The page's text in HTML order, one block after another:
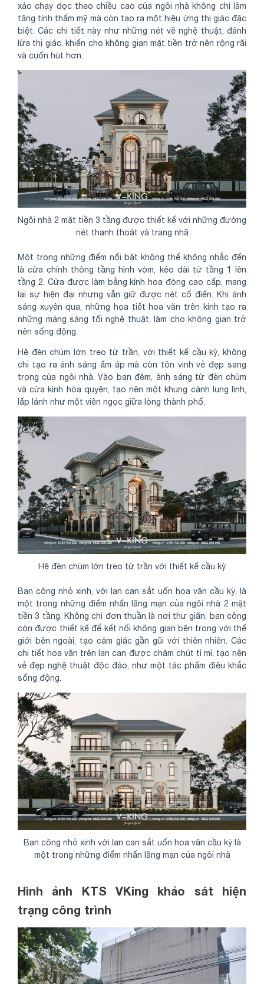
xảo chạy dọc theo chiều cao của ngôi nhà không chỉ làm
tăng tính thẩm mỹ mà còn tạo ra một hiệu ứng thị giác đặc
biệt. Các chi tiết này như những nét vẽ nghệ thuật, đánh
lừa thị giác, khiến cho không gian mặt tiền trở nên rộng rãi
và cuốn hút hơn.
Ngôi nhà 2 mặt tiền 3 tầng được thiết kế với những đường
nét thanh thoát và trang nhã
Một trong những điểm nổi bật không thể không nhắc đến
là cửa chính thông tầng hình vòm, kéo dài từ tầng 1 lên
tầng 2. Cửa được làm bằng kính hoa đòng cao cấp, mang
lại sự hiện đại nhưng vẫn giữ được nét cổ điển. Khi ánh
sáng xuyên qua, những họa tiết hoa văn trên kính tạo ra
những mảng sáng tối nghệ thuật, làm cho không gian trở
nên sống động.
Hệ đèn chùm lớn treo từ trần, với thiết kế cầu kỳ, không
chỉ tạo ra ánh sáng ấm áp mà còn tôn vinh vẻ đẹp sang
trọng của ngôi nhà. Vào ban đêm, ánh sáng từ đèn chùm
và cửa kính hòa quyện, tạo nên một khung cảnh lung linh,
lấp lánh như một viên ngọc giữa lòng thành phố.
Hệ đèn chùm lớn treo từ trần với thiết kế cầu kỳ
Ban công nhỏ xinh, với lan can sắt uốn hoa văn cầu kỳ, là
một trong những điểm nhấn lãng mạn của ngôi nhà 2 mặt
tiền 3 tầng. Không chỉ đơn thuần là nơi thư giãn, ban công
còn được thiết kế để kết nối không gian bên trong với thế
giới bên ngoài, tạo cảm giác gần gũi với thiên nhiên. Các
chi tiết hoa văn trên lan can được chăm chút tỉ mỉ, tạo nên
vẻ đẹp nghệ thuật độc đáo, như một tác phẩm điêu khắc
sống động.
Ban công nhỏ xinh với lan can sắt uốn hoa văn cầu kỳ là
một trong những điểm nhấn lãng mạn của ngôi nhà
Hình ảnh KTS VKing khảo sát hiện
trạng công trình